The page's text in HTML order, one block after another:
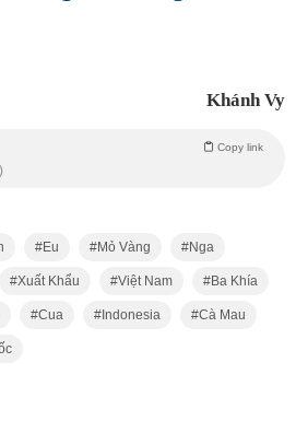
Khánh Vy
Copy link
Eu Mỏ Vàng Nga
Xuất Khẩu Việt Nam Ba Khía
Cua Indonesia Cà Mau